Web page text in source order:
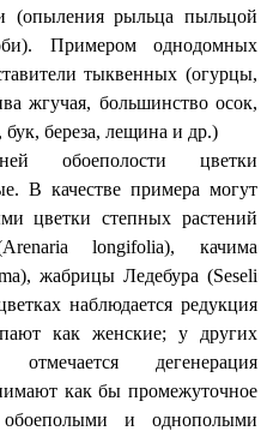
(опыления рыльца пыльцой
Примером однодомных
тыквенных (огурцы,
жгучая, большинство осок,
береза, лещина и др.)
обоеполости цветки
В качестве примера могут
цветки степных растений
longifolia), качима
жабрицы Ледебура (Seseli
наблюдается редукция
как женские; у других
дегенерация
как бы промежуточное
и однополыми